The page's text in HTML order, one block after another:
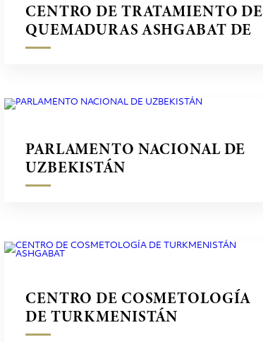
CENTRO DE TRATAMIENTO DE
QUEMADURAS ASHGABAT DE
TURKMENISTÁN
PARLAMENTO NACIONAL DE
UZBEKISTÁN
CENTRO DE COSMETOLOGÍA
DE TURKMENISTÁN
ASHGABAT